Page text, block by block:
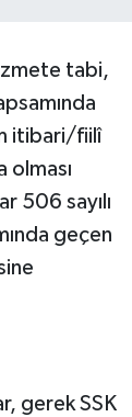
tabi,
itibari/fiilî
olması
506 sayılı
geçen
gerek SSK